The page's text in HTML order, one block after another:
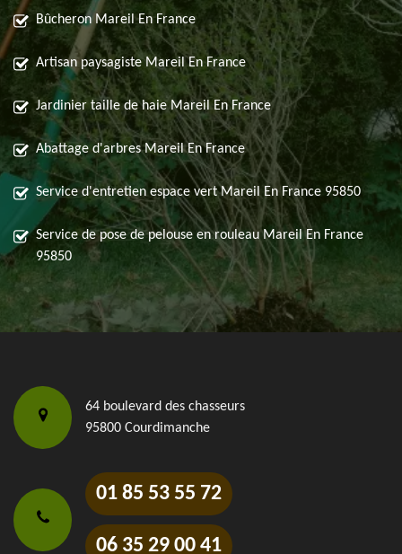
Bûcheron Mareil En France
Artisan paysagiste Mareil En France
Jardinier taille de haie Mareil En France
Abattage d'arbres Mareil En France
Service d'entretien espace vert Mareil En France 95850
Service de pose de pelouse en rouleau Mareil En France
95850
64 boulevard des chasseurs
95800 Courdimanche
01 85 53 55 72
06 35 29 00 41